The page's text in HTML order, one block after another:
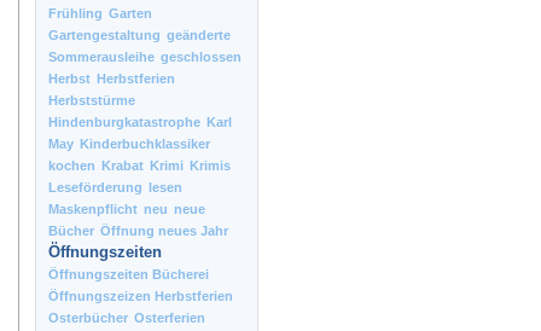
Frühling Garten
Gartengestaltung geänderte
Sommerausleihe geschlossen
Herbst Herbstferien
Herbststürme
Hindenburgkatastrophe Karl
May Kinderbuchklassiker
kochen Krabat Krimi Krimis
Leseförderung lesen
Maskenpflicht neu neue
Bücher Öffnung neues Jahr
Öffnungszeiten
Öffnungszeiten Bücherei
Öffnungszeizen Herbstferien
Osterbücher Osterferien